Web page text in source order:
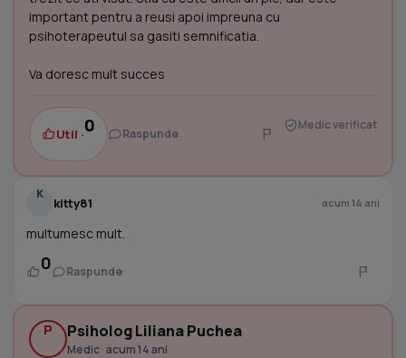
important pentru a reusi apoi impreuna cu
psihoterapeutul sa gasiti semnificatia.
Va doresc mult succes
Util ·0 Raspunde
Medic verificat
K
kitty81 acum 14 ani
multumesc mult.
0 Raspunde
P Psiholog Liliana Puchea
Medic · acum 14 ani